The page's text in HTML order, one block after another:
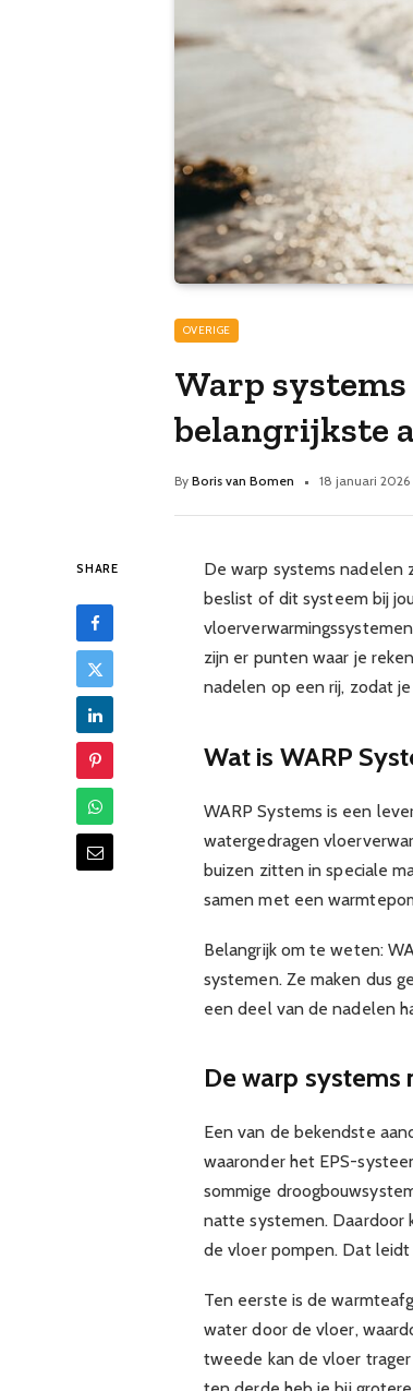
OVERIGE
Warp
belangrijkste
By Boris van Bomen 18 januari 2026
SHARE
De warp systems nadelen
beslist of dit systeem bij
zijn er punten waar je
nadelen op een rij, zodat
Wat is WARP
WARP Systems is een
watergedragen
buizen zitten in speciale
samen met een
Belangrijk om te weten:
systemen. Ze maken dus
een deel van de nadelen
De warp systems
Een van de bekendste
waaronder het EPS-
sommige
natte systemen. Daardoor
de vloer pompen. Dat
Ten eerste is de
water door de vloer,
tweede kan de vloer